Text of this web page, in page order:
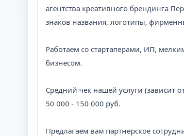
агентства креативного брендинга
знаков названия, логотипы,
Работаем со стартаперами, ИП,
бизнесом.
Средний чек нашей услуги (зависит
50 000 - 150 000 руб.
Предлагаем вам партнерское